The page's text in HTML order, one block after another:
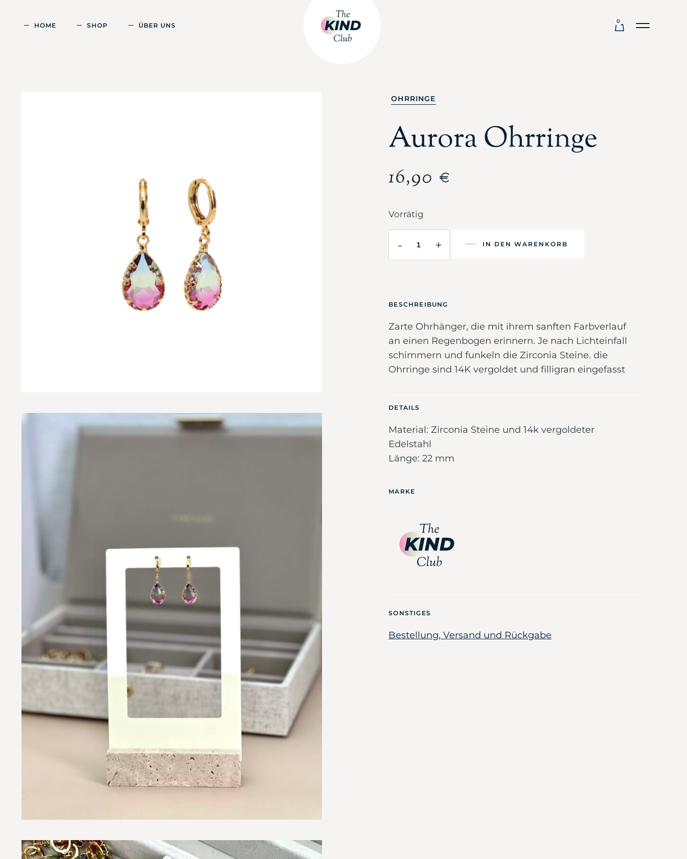
HOME SHOP ÜBER UNS 0
OHRRINGE
Aurora Ohrringe
16,90 €
Vorrätig
- + IN DEN WARENKORB
BESCHREIBUNG
Zarte Ohrhänger, die mit ihrem sanften Farbverlauf
an einen Regenbogen erinnern. Je nach Lichteinfall
schimmern und funkeln die Zirconia Steine. die
Ohrringe sind 14K vergoldet und filligran eingefasst
DETAILS
Material: Zirconia Steine und 14k vergoldeter
Edelstahl
Länge: 22 mm
MARKE
SONSTIGES
Bestellung, Versand und Rückgabe